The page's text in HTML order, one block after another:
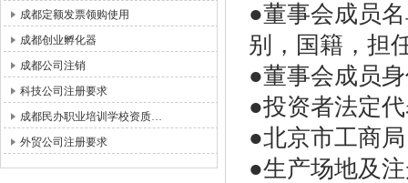
成都定额发票领购使用
成都创业孵化器
成都公司注销
科技公司注册要求
成都民办职业培训学校资质…
外贸公司注册要求
●董事会成员
别，国籍，担
●董事会成员
●投资者法定
●北京市工商
●生产场地及